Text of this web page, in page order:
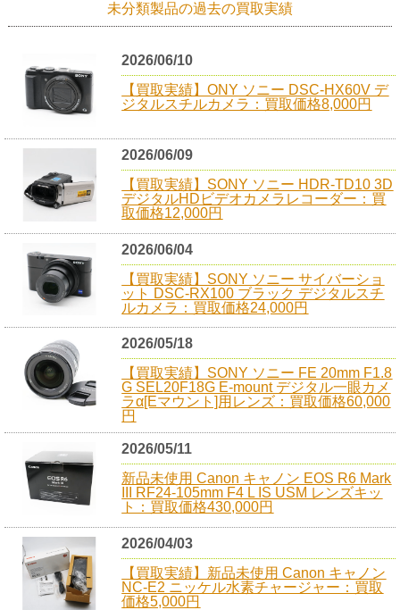
未分類製品の過去の買取実績
2026/06/10
【買取実績】ONY ソニー DSC-HX60V デ
ジタルスチルカメラ：買取価格8,000円
2026/06/09
【買取実績】SONY ソニー HDR-TD10 3D
デジタルHDビデオカメラレコーダー：買
取価格12,000円
2026/06/04
【買取実績】SONY ソニー サイバーショ
ット DSC-RX100 ブラック デジタルスチ
ルカメラ：買取価格24,000円
2026/05/18
【買取実績】SONY ソニー FE 20mm F1.8
G SEL20F18G E-mount デジタル一眼カメ
ラα[Eマウント]用レンズ：買取価格60,000
円
2026/05/11
新品未使用 Canon キャノン EOS R6 Mark
III RF24-105mm F4 L IS USM レンズキッ
ト：買取価格430,000円
2026/04/03
【買取実績】新品未使用 Canon キャノン
NC-E2 ニッケル水素チャージャー：買取
価格5,000円